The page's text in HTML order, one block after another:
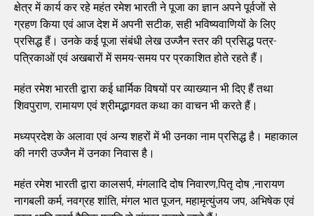
क्षेत्र में कार्य कर रहे महंत रमेश भारती ने पूजा का ज्ञान अपने पूर्वजों से
ग्रहण किया एवं आज देश में अपनी सटीक, सही भविष्यवाणियों के लिए
प्रसिद्ध हैं। उनके कई पूजा संबंधी लेख उज्जैन स्तर की प्रसिद्ध पत्र-
पत्रिकाओं एवं अखबारों में समय-समय पर प्रकाशित होते रहते हैं।
महंत रमेश भारती द्वारा कई धार्मिक विषयों पर व्याख्यान भी दिए हैं तथा
शिवपुराण, रामायण एवं श्रीमद्भागवत कथा का वाचन भी करते हैं।
मध्यप्रदेश के अलावा एवं अन्य शहरों में भी उनका नाम प्रसिद्ध है। महाकाल
की नगरी उज्जैन में उनका निवास है।
महंत रमेश भारती द्वारा कालसर्प, मंगलादि दोष निवारण,पितृ दोष ,नारायण
नागबली कर्म, नवग्रह शांति, मंगल भात पूजन, महामृत्युंजय जप, अभिषेक एवं